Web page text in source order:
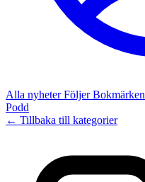
Alla nyheterFöljerBokmärken
Podd
← Tillbaka till kategorier